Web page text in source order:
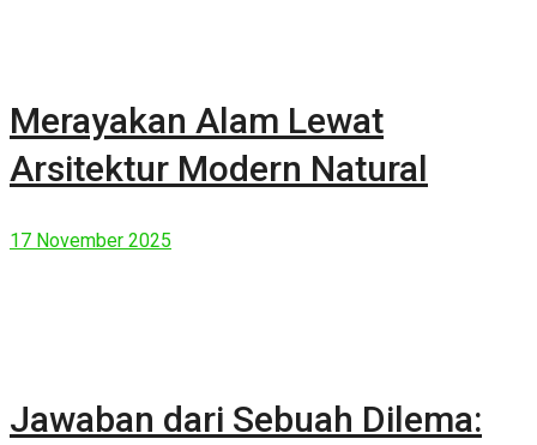
Merayakan Alam Lewat
Arsitektur Modern Natural
17 November 2025
Jawaban dari Sebuah Dilema: